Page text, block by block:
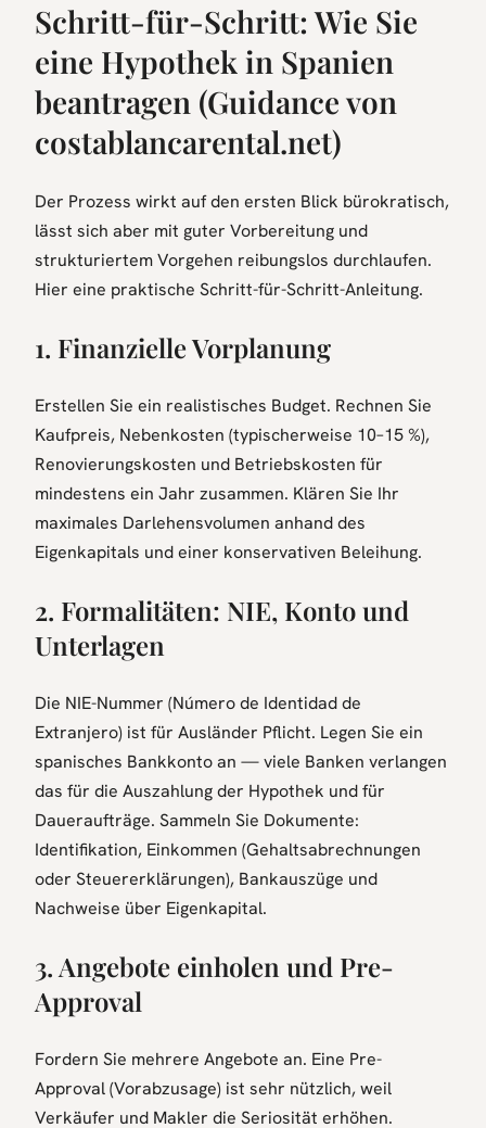
Schritt-für-Schritt: Wie Sie
eine Hypothek in Spanien
beantragen (Guidance von
costablancarental.net)
Der Prozess wirkt auf den ersten Blick bürokratisch,
lässt sich aber mit guter Vorbereitung und
strukturiertem Vorgehen reibungslos durchlaufen.
Hier eine praktische Schritt-für-Schritt-Anleitung.
1. Finanzielle Vorplanung
Erstellen Sie ein realistisches Budget. Rechnen Sie
Kaufpreis, Nebenkosten (typischerweise 10–15 %),
Renovierungskosten und Betriebskosten für
mindestens ein Jahr zusammen. Klären Sie Ihr
maximales Darlehensvolumen anhand des
Eigenkapitals und einer konservativen Beleihung.
2. Formalitäten: NIE, Konto und
Unterlagen
Die NIE-Nummer (Número de Identidad de
Extranjero) ist für Ausländer Pflicht. Legen Sie ein
spanisches Bankkonto an — viele Banken verlangen
das für die Auszahlung der Hypothek und für
Daueraufträge. Sammeln Sie Dokumente:
Identifikation, Einkommen (Gehaltsabrechnungen
oder Steuererklärungen), Bankauszüge und
Nachweise über Eigenkapital.
3. Angebote einholen und Pre-
Approval
Fordern Sie mehrere Angebote an. Eine Pre-
Approval (Vorabzusage) ist sehr nützlich, weil
Verkäufer und Makler die Seriosität erhöhen.